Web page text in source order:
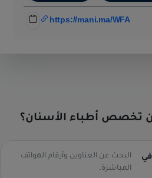
https://mani.ma/WFA
تخصص أطباء الأسنان؟
البحث عن العناوين وأرقام الهواتف
المباشرة.